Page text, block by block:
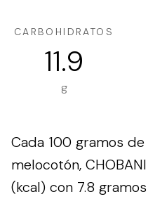
CARBOHIDRATOS
11.9
g
Cada 100 gramos de
melocotón,
(kcal) con 7.8